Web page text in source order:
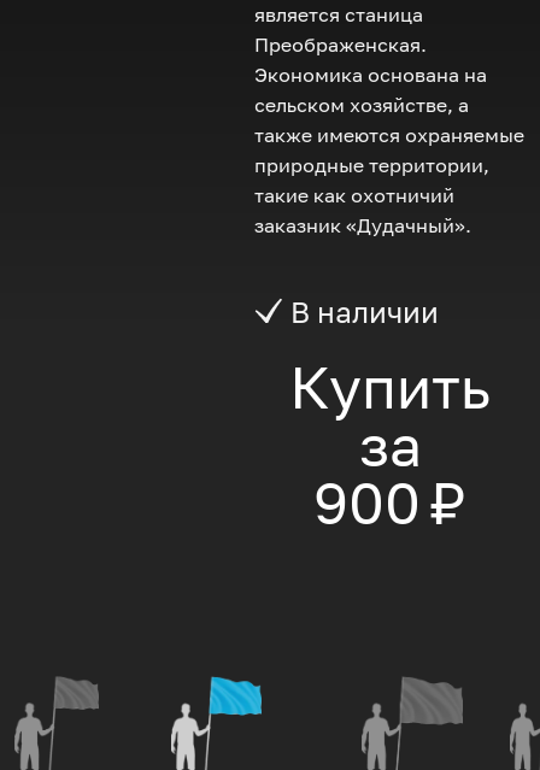
является станица
Преображенская.
Экономика основана на
сельском хозяйстве, а
также имеются охраняемые
природные территории,
такие как охотничий
заказник «Дудачный».
В наличии
Купить
за
900 ₽